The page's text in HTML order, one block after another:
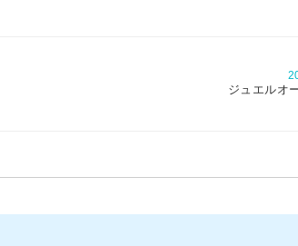
ジュエルオ